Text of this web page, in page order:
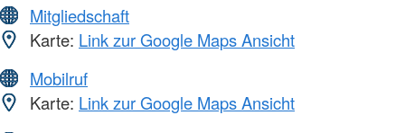
Mitgliedschaft
Karte: Link zur Google Maps Ansicht
Mobilruf
Karte: Link zur Google Maps Ansicht